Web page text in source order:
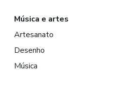
Música e artes
Artesanato
Desenho
Música